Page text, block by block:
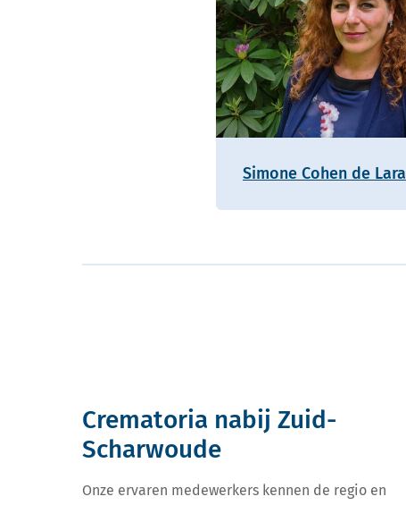
Simone Cohen de Lara
Crematoria nabij Zuid-
Scharwoude
Onze ervaren medewerkers kennen de regio en